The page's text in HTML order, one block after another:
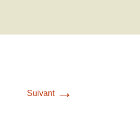
Suivant →